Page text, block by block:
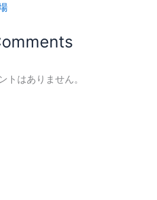
トはありません。